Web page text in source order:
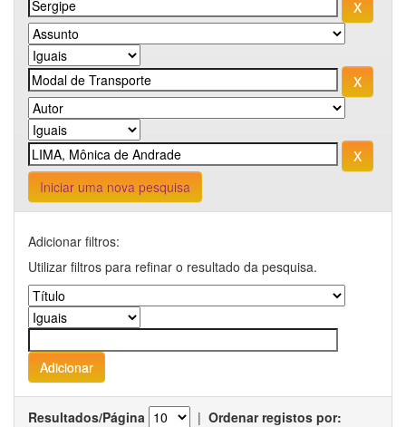
Iniciar uma nova pesquisa
Adicionar filtros:
Utilizar filtros para refinar o resultado da pesquisa.
Resultados/Página | Ordenar registos por: